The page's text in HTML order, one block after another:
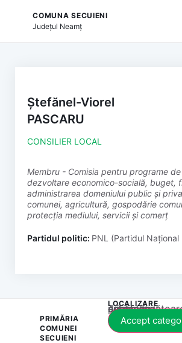
COMUNA SECUIENI
Județul Neamț
Ștefănel-Viorel
PASCARU
CONSILIER LOCAL
membru - Comisia pentru programe de
dezvoltare economico-socială, buget,
administrarea domeniului public și
comunei, agricultură, gospodărie
protecția mediului, servicii și comerț
Partidul politic: PNL (Partidul Național
PRIMĂRIA
COMUNEI
SECUIENI
LOCALIZARE
Acest conținut este blocat până când acceptați categoria corespunzătoare de cookie-uri.
Accept